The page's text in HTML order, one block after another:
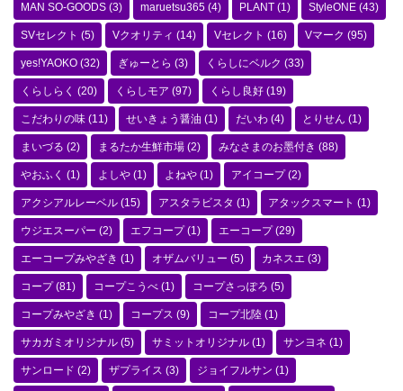
MAN SO-GOODS (3) maruetsu365 (4) PLANT (1) StyleONE (43)
SVセレクト (5) Vクオリティ (14) Vセレクト (16) Vマーク (95)
yes!YAOKO (32) ぎゅーとら (3) くらしにベルク (33)
くらしらく (20) くらしモア (97) くらし良好 (19)
こだわりの味 (11) せいきょう醤油 (1) だいわ (4) とりせん (1)
まいづる (2) まるたか生鮮市場 (2) みなさまのお墨付き (88)
やおふく (1) よしや (1) よねや (1) アイコープ(2)
アクシアルレーベル (15) アスタラビスタ (1) アタックスマート (1)
ウジエスーパー (2) エフコープ(1) エーコープ(29)
エーコープみやざき (1) オザムバリュー (5) カネスエ (3)
コープ(81) コープこうべ (1) コープさっぽろ (5)
コープみやざき (1) コープス (9) コープ北陸 (1)
サカガミオリジナル (5) サミットオリジナル (1) サンヨネ (1)
サンロード (2) ザプライス (3) ジョイフルサン (1)